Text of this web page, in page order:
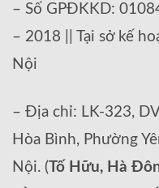
– Số GPĐKKD:
– 2018 || Tại sở kế
Nội
– Địa chỉ: LK-323,
Hòa Bình, Phường
Nội. (Tố Hữu, Hà